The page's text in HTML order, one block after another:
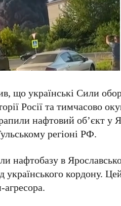
що українські Сили
Росії та тимчасово
нафтовий об’єкт у
регіоні РФ.
нафтобазу в
українського кордону.
агресора.